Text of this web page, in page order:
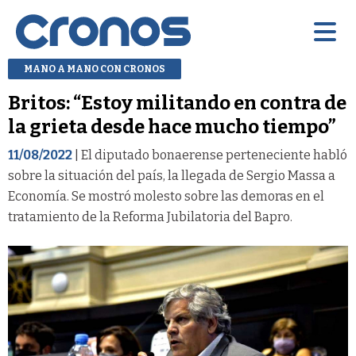
MANO A MANO CON CRONOS
Britos: “Estoy militando en contra de
la grieta desde hace mucho tiempo”
11/08/2022 | El diputado bonaerense perteneciente habló
sobre la situación del país, la llegada de Sergio Massa a
Economía. Se mostró molesto sobre las demoras en el
tratamiento de la Reforma Jubilatoria del Bapro.